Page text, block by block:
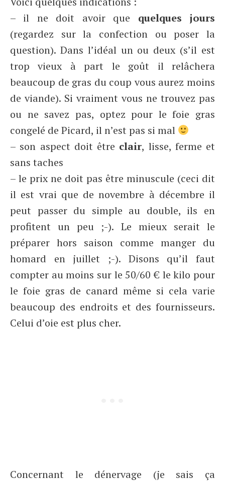
– il ne doit avoir que quelques jours
(regardez sur la confection ou poser la
question). Dans l’idéal un ou deux (s’il est
trop vieux à part le goût il relâchera
beaucoup de gras du coup vous aurez moins
de viande). Si vraiment vous ne trouvez pas
ou ne savez pas, optez pour le foie gras
congelé de Picard, il n’est pas si mal
– son aspect doit être clair, lisse, ferme et
sans taches
– le prix ne doit pas être minuscule (ceci dit
il est vrai que de novembre à décembre il
peut passer du simple au double, ils en
profitent un peu ;-). Le mieux serait le
préparer hors saison comme manger du
homard en juillet ;-). Disons qu’il faut
compter au moins sur le 50/60 € le kilo pour
le foie gras de canard même si cela varie
beaucoup des endroits et des fournisseurs.
Celui d’oie est plus cher.
Concernant le dénervage (je sais ça